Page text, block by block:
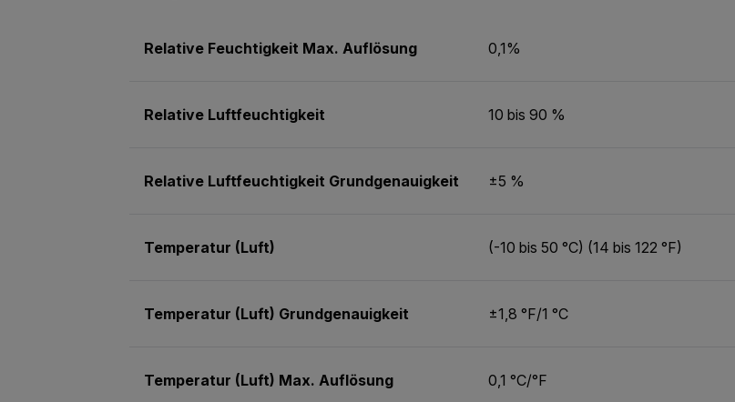
Relative Feuchtigkeit Max. Auflösung 0,1%
Relative Luftfeuchtigkeit 10 bis 90 %
Relative Luftfeuchtigkeit Grundgenauigkeit ±5 %
Temperatur (Luft) (-10 bis 50 °C) (14 bis 122 °F)
Temperatur (Luft) Grundgenauigkeit ±1,8 °F/1 °C
Temperatur (Luft) Max. Auflösung 0,1 °C/°F